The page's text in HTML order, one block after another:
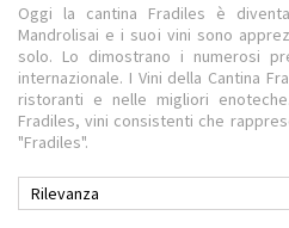
Oggi la cantina Fradiles è
Mandrolisai e i suoi vini sono
solo. Lo dimostrano i numerosi
internazionale. I Vini della Cantina
ristoranti e nelle migliori
Fradiles, vini consistenti che
"Fradiles".
Rilevanza